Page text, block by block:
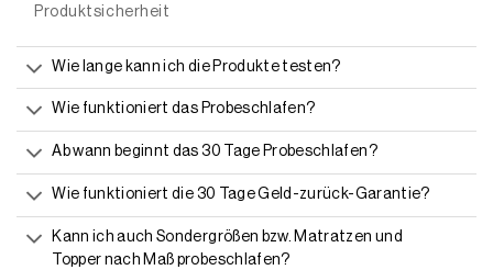
Produktsicherheit
Wie lange kann ich die Produkte testen?
Wie funktioniert das Probeschlafen?
Ab wann beginnt das 30 Tage Probeschlafen?
Wie funktioniert die 30 Tage Geld-zurück-Garantie?
Kann ich auch Sondergrößen bzw. Matratzen und
Topper nach Maß probeschlafen?